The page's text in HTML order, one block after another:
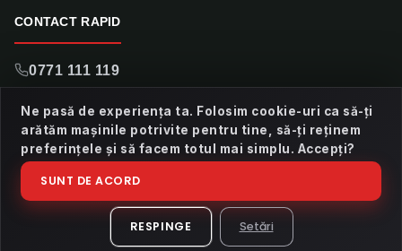
Ne pasă de experiența ta. Folosim cookie-uri ca să-ți
arătăm mașinile potrivite pentru tine, să-ți reținem
preferințele și să facem totul mai simplu. Accepți?
SUNT DE ACORD
RESPINGE Setări
CONTACT RAPID
0771 111 119
contact@xautomobile.ro
Scrie pe WhatsApp
LINKURI RAPIDE